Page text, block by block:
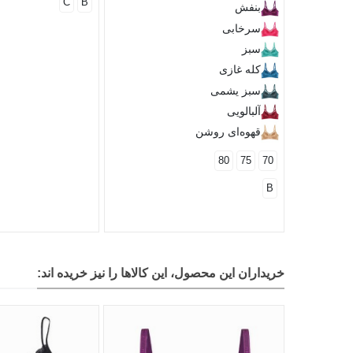
بنفش
سرخابی
سبز
کله غازی
سبز یشمی
آلبالویی
قهوه‌ای روشن
70
75
80
B
خریداران این محصول، این کالاها را نیز خریده اند: